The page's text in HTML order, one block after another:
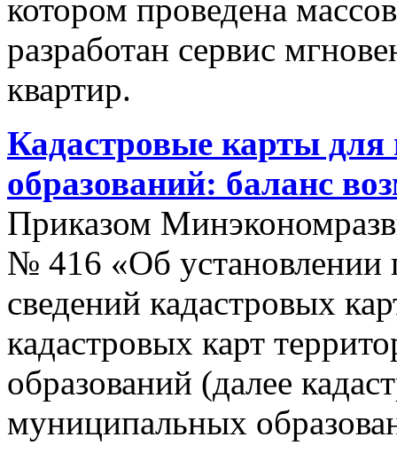
котором проведена
разработан сервис
квартир.
Кадастровые карты
образований: баланс
Приказом
№ 416 «Об установлении
сведений кадастровых
кадастровых карт
образований (далее
муниципальных